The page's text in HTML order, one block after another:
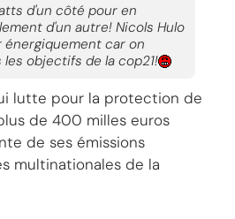
d'un côté pour en
d'un autre! Nicols Hulo
car on
objectifs de la cop21!
lutte pour la protection de
de 400 milles euros
de ses émissions
multinationales de la